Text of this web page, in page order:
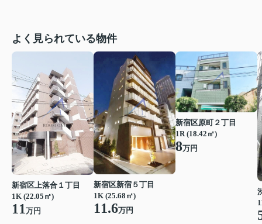
よく見られている物件
新宿区上落合１丁目
1K (22.05㎡)
11万円
新宿区新宿５丁目
1K (25.68㎡)
11.6万円
新宿区原町２丁目
1R (18.42㎡)
8万円